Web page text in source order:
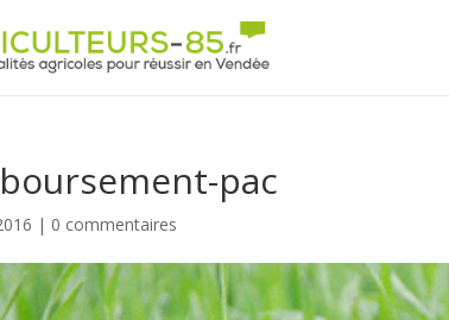
pac
| 0 commentaires